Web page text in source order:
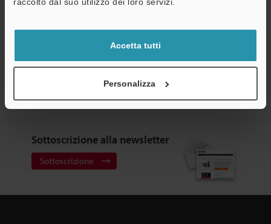
Accetta tutti
Personalizza
Sensore di prossimità induttivo
Download
CREA IL TUO ACCOUNT
Registrati ora!
Sottoscrizione alla newsletter
Sottoscrizione